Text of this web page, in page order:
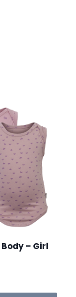
– Girl